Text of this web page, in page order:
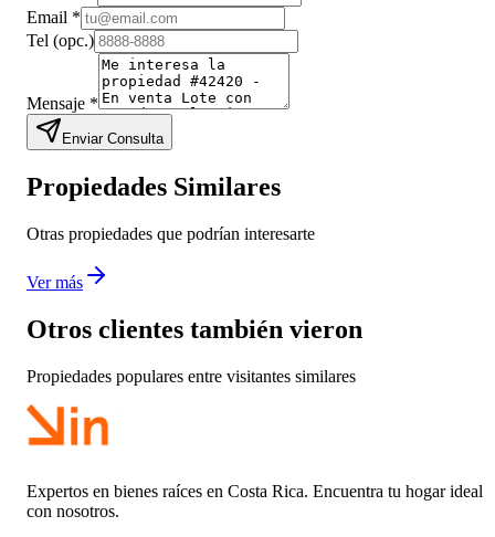
Email *
Tel (opc.)
Mensaje *
Enviar Consulta
Propiedades Similares
Otras propiedades que podrían interesarte
Ver más
Otros clientes también vieron
Propiedades populares entre visitantes similares
Expertos en bienes raíces en Costa Rica. Encuentra tu hogar ideal
con nosotros.